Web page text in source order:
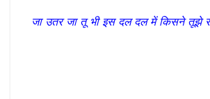
जा उतर जा तू भी इस दल दल में किसने तूझे